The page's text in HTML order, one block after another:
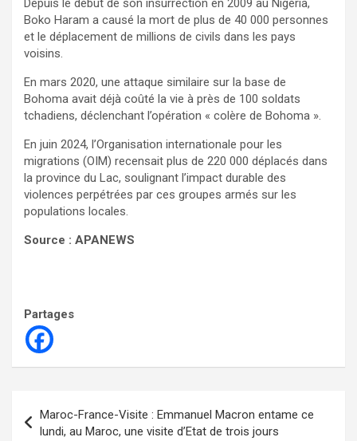
Depuis le début de son insurrection en 2009 au Nigéria,
Boko Haram a causé la mort de plus de 40 000 personnes
et le déplacement de millions de civils dans les pays
voisins.
En mars 2020, une attaque similaire sur la base de
Bohoma avait déjà coûté la vie à près de 100 soldats
tchadiens, déclenchant l’opération « colère de Bohoma ».
En juin 2024, l’Organisation internationale pour les
migrations (OIM) recensait plus de 220 000 déplacés dans
la province du Lac, soulignant l’impact durable des
violences perpétrées par ces groupes armés sur les
populations locales.
Source : APANEWS
Partages
de
Maroc-France-Visite : Emmanuel Macron entame ce
lundi, au Maroc, une visite d’Etat de trois jours